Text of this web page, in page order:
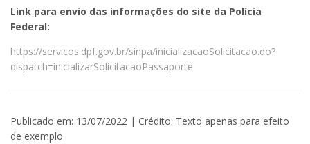
Link para envio das informações do site da Polícia
Federal:
https://servicos.dpf.gov.br/sinpa/inicializacaoSolicitacao.do?
dispatch=inicializarSolicitacaoPassaporte
Publicado em: 13/07/2022 | Crédito: Texto apenas para efeito
de exemplo